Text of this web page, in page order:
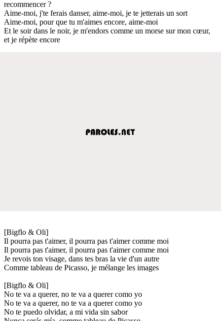
recommencer ?
Aime-moi, j'te ferais danser, aime-moi, je te jetterais un sort
Aime-moi, pour que tu m'aimes encore, aime-moi
Et le soir dans le noir, je m'endors comme un morse sur mon cœur,
et je répète encore
[Bigflo & Oli]
Il pourra pas t'aimer, il pourra pas t'aimer comme moi
Il pourra pas t'aimer, il pourra pas t'aimer comme moi
Je revois ton visage, dans tes bras la vie d'un autre
Comme tableau de Picasso, je mélange les images
[Bigflo & Oli]
No te va a querer, no te va a querer como yo
No te va a querer, no te va a querer como yo
No te puedo olvidar, a mi vida sin sabor